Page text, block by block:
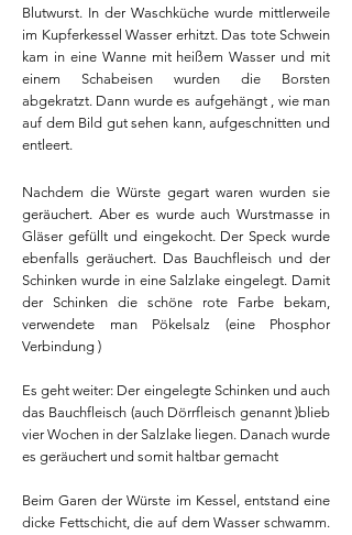
Blutwurst. In der Waschküche wurde mittlerweile
im Kupferkessel Wasser erhitzt. Das tote Schwein
kam in eine Wanne mit heißem Wasser und mit
einem Schabeisen wurden die Borsten
abgekratzt. Dann wurde es aufgehängt , wie man
auf dem Bild gut sehen kann, aufgeschnitten und
entleert.
Nachdem die Würste gegart waren wurden sie
geräuchert. Aber es wurde auch Wurstmasse in
Gläser gefüllt und eingekocht. Der Speck wurde
ebenfalls geräuchert. Das Bauchfleisch und der
Schinken wurde in eine Salzlake eingelegt. Damit
der Schinken die schöne rote Farbe bekam,
verwendete man Pökelsalz (eine Phosphor
Verbindung )
Es geht weiter: Der eingelegte Schinken und auch
das Bauchfleisch (auch Dörrfleisch genannt )blieb
vier Wochen in der Salzlake liegen. Danach wurde
es geräuchert und somit haltbar gemacht
Beim Garen der Würste im Kessel, entstand eine
dicke Fettschicht, die auf dem Wasser schwamm.